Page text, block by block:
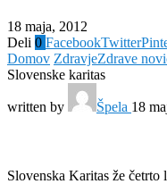
18 maja, 2012
Deli 0 FacebookTwitter
Domov ZdravjeZdrave
Slovenske karitas
written by Špela 18
Slovenska Karitas že